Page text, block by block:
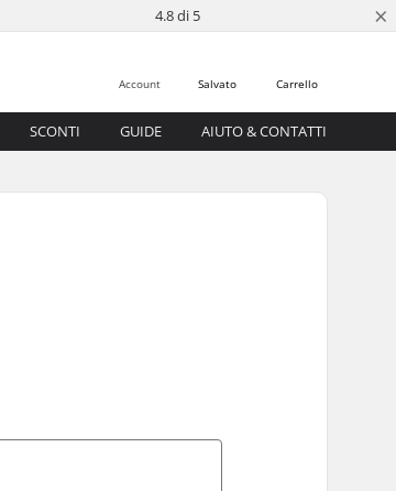
4.8 di 5 ×
Carrello
Salvato
Account
SCONTI GUIDE AIUTO & CONTATTI